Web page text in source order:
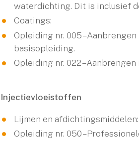
waterdichting. Dit is inclusief
Coatings:
Opleiding nr. 005 –
basisopleiding.
Opleiding nr. 022 –
Injectievloeistoffen
Lijmen en afdichtingsmiddelen:
Opleiding nr. 050 –